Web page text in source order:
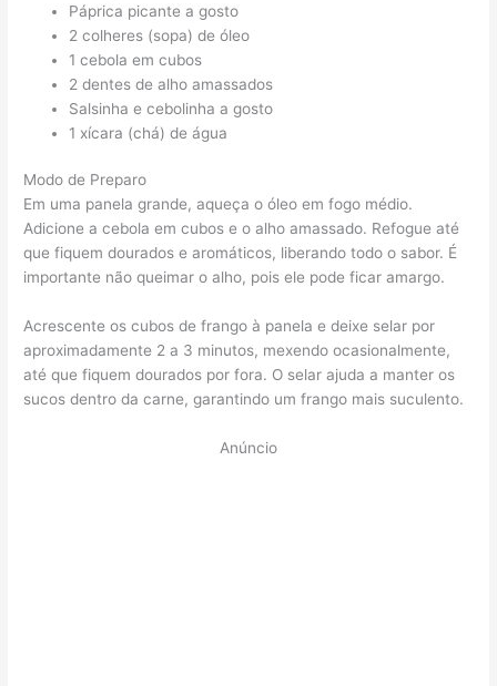
Páprica picante a gosto
2 colheres (sopa) de óleo
1 cebola em cubos
2 dentes de alho amassados
Salsinha e cebolinha a gosto
1 xícara (chá) de água
Modo de Preparo
Em uma panela grande, aqueça o óleo em fogo médio.
Adicione a cebola em cubos e o alho amassado. Refogue até
que fiquem dourados e aromáticos, liberando todo o sabor. É
importante não queimar o alho, pois ele pode ficar amargo.
Acrescente os cubos de frango à panela e deixe selar por
aproximadamente 2 a 3 minutos, mexendo ocasionalmente,
até que fiquem dourados por fora. O selar ajuda a manter os
sucos dentro da carne, garantindo um frango mais suculento.
Anúncio